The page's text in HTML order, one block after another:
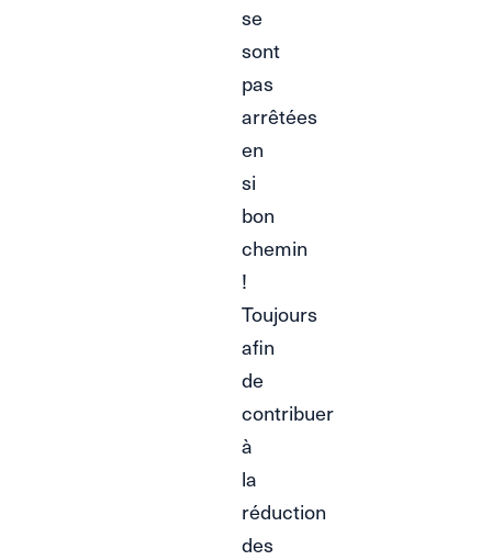
se
sont
pas
arrêtées
en
si
bon
chemin
!
Toujours
afin
de
contribuer
à
la
réduction
des